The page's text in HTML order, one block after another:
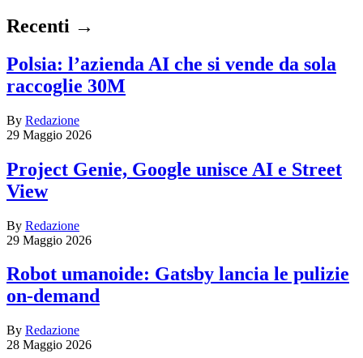
Recenti →
Polsia: l’azienda AI che si vende da sola
raccoglie 30M
By Redazione
29 Maggio 2026
Project Genie, Google unisce AI e Street
View
By Redazione
29 Maggio 2026
Robot umanoide: Gatsby lancia le pulizie
on-demand
By Redazione
28 Maggio 2026